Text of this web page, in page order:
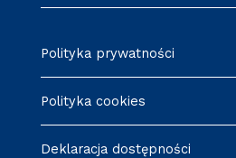
Polityka prywatności
Polityka cookies
Deklaracja dostępności